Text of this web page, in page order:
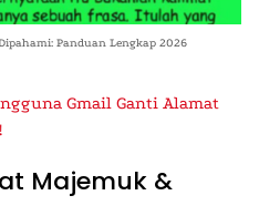
Panduan Lengkap 2026
Gmail Ganti Alamat
Majemuk &